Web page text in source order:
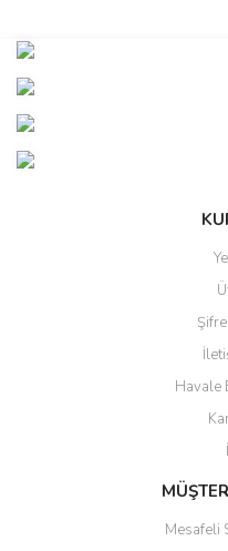
konularda yetersiz
Görüş ve önerileriniz için
Ürün bilgilerinde hatalar
Havale
Mesafeli